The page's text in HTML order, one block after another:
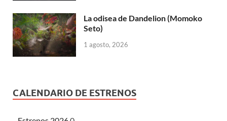
La odisea de Dandelion (Momoko
Seto)
1 agosto, 2026
CALENDARIO DE ESTRENOS